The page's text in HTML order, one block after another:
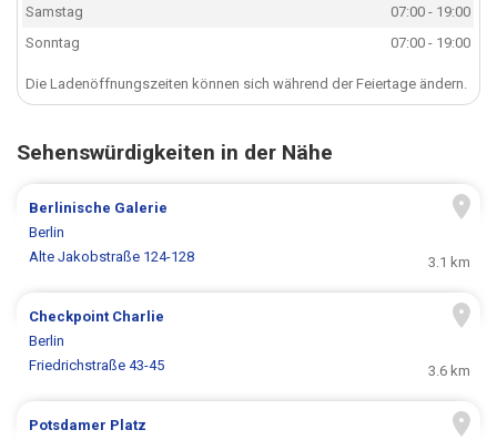
Samstag
07:00 - 19:00
Sonntag
07:00 - 19:00
Die Ladenöffnungszeiten können sich während der Feiertage ändern.
Sehenswürdigkeiten in der Nähe
Berlinische Galerie
Berlin
Alte Jakobstraße 124-128
3.1 km
Checkpoint Charlie
Berlin
Friedrichstraße 43-45
3.6 km
Potsdamer Platz